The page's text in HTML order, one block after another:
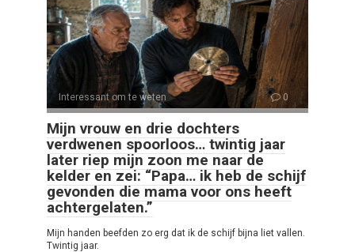
Interessant om te weten 0
Mijn vrouw en drie dochters
verdwenen spoorloos… twintig jaar
later riep mijn zoon me naar de
kelder en zei: “Papa… ik heb de schijf
gevonden die mama voor ons heeft
achtergelaten.”
Mijn handen beefden zo erg dat ik de schijf bijna liet vallen.
Twintig jaar.